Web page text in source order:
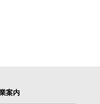
案内